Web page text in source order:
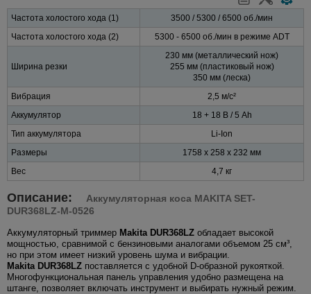
Частота холостого хода (1)
3500 / 5300 / 6500 об./мин
Частота холостого хода (2)
5300 - 6500 об./мин в режиме ADT
Ширина резки
230 мм (металлический нож)
255 мм (пластиковый нож)
350 мм (леска)
Вибрация
2,5 м/с²
Аккумулятор
18 + 18 В / 5 Ah
Тип аккумулятора
Li-Ion
Размеры
1758 x 258 x 232 мм
Вес
4,7 кг
Описание:
Аккумуляторная коса MAKITA SET-
DUR368LZ-M-0526
Аккумуляторный триммер Makita DUR368LZ обладает высокой
мощностью, сравнимой с бензиновыми аналогами объемом 25 см³,
но при этом имеет низкий уровень шума и вибрации.
Makita DUR368LZ поставляется с удобной D-образной рукояткой.
Многофункциональная панель управления удобно размещена на
штанге, позволяет включать инструмент и выбирать нужный режим.